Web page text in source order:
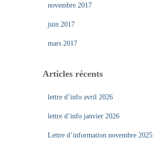
novembre 2017
juin 2017
mars 2017
Articles récents
lettre d’info avril 2026
lettre d’info janvier 2026
Lettre d’information novembre 2025